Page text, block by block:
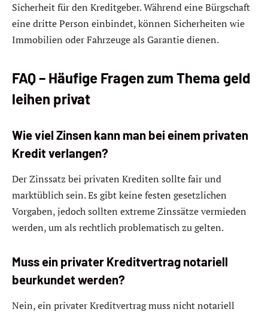
Sicherheit für den Kreditgeber. Während eine Bürgschaft
eine dritte Person einbindet, können Sicherheiten wie
Immobilien oder Fahrzeuge als Garantie dienen.
FAQ – Häufige Fragen zum Thema geld
leihen privat
Wie viel Zinsen kann man bei einem privaten
Kredit verlangen?
Der Zinssatz bei privaten Krediten sollte fair und
marktüblich sein. Es gibt keine festen gesetzlichen
Vorgaben, jedoch sollten extreme Zinssätze vermieden
werden, um als rechtlich problematisch zu gelten.
Muss ein privater Kreditvertrag notariell
beurkundet werden?
Nein, ein privater Kreditvertrag muss nicht notariell